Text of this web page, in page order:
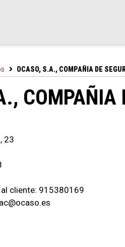
OCASO, S.A., COMPAÑIA DE
COMPAÑIA
23
cliente: 915380169